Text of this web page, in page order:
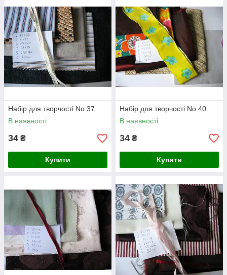
Набір для творчості No 37.
В наявності
34 ₴
Купити
Набір для творчості No 40.
В наявності
34 ₴
Купити